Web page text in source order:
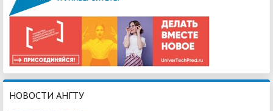
НОВОСТИ АНГТУ